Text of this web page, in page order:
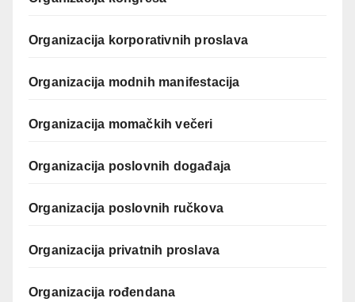
Organizacija korporativnih proslava
Organizacija modnih manifestacija
Organizacija momačkih večeri
Organizacija poslovnih događaja
Organizacija poslovnih ručkova
Organizacija privatnih proslava
Organizacija rođendana